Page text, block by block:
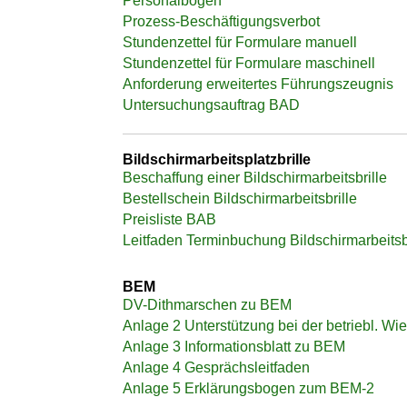
Prozess-Beschäftigungsverbot
Stundenzettel für Formulare manuell
Stundenzettel für Formulare maschinell
Anforderung erweitertes Führungszeugnis
Untersuchungsauftrag BAD
Bildschirmarbeitsplatzbrille
Beschaffung einer Bildschirmarbeitsbrille
Bestellschein Bildschirmarbeitsbrille
Preisliste BAB
Leitfaden Terminbuchung
BEM
DV-Dithmarschen zu BEM
Anlage 2 Unterstützung bei der betriebl.
Anlage 3 Informationsblatt zu BEM
Anlage 4 Gesprächsleitfaden
Anlage 5 Erklärungsbogen zum BEM-2